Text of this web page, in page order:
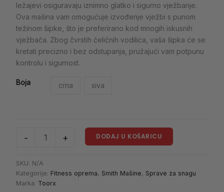
ležajevi osiguravaju iznimno glatko i sigurno vježbanje.
Ova mašina vam omogućuje izvođenje vježbi s punom
težinom šipke, što je preferirano kod mnogih iskusnih
vježbača. Zbog čvrstih čeličnih vodilica, vaša šipka će se
kretati precizno i bez odstupanja, pružajući vam potpunu
kontrolu i sigurnost.
Boja crna siva
- + DODAJ U KOŠARICU
SKU: N/A
Kategorije: Fitness oprema, Smith Mašine, Sprave za snagu
Marka: Toorx